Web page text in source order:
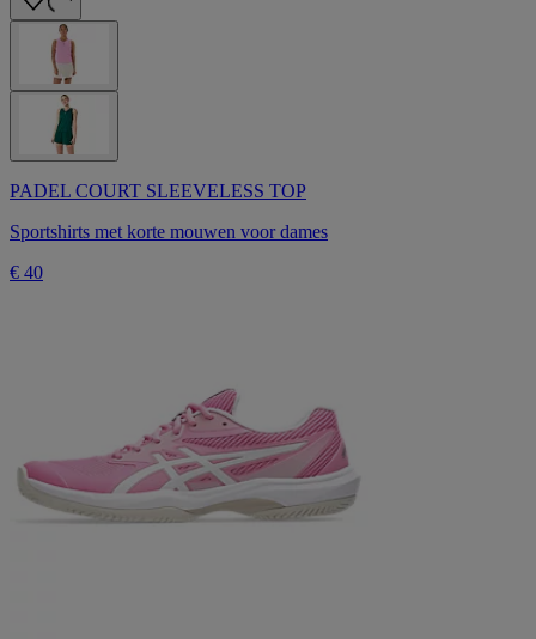
PADEL COURT SLEEVELESS TOP
Sportshirts met korte mouwen voor dames
€ 40